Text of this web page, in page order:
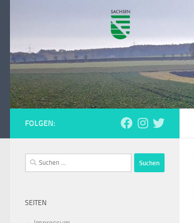
FOLGEN:
Suchen
nach:
SEITEN